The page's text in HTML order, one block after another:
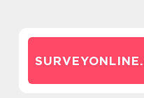
SURVEYONLINE.